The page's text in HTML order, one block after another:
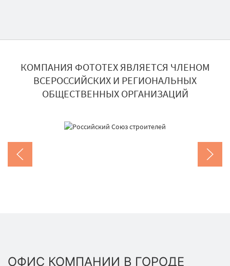
КОМПАНИЯ ФОТОТЕХ ЯВЛЯЕТСЯ ЧЛЕНОМ
ВСЕРОССИЙСКИХ И РЕГИОНАЛЬНЫХ
ОБЩЕСТВЕННЫХ ОРГАНИЗАЦИЙ
ОФИС КОМПАНИИ В ГОРОДЕ